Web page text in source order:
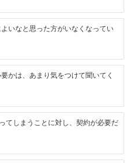
いなと思った方がいなくなってい
かは、あまり気をつけて聞いてく
てしまうことに対し、契約が必要だ